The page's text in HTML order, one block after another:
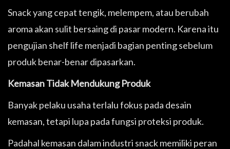
Snack yang cepat tengik, melempem, atau berubah
aroma akan sulit bersaing di pasar modern. Karena itu
pengujian shelf life menjadi bagian penting sebelum
produk benar-benar dipasarkan.
Kemasan Tidak Mendukung Produk
Banyak pelaku usaha terlalu fokus pada desain
kemasan, tetapi lupa pada fungsi proteksi produk.
Padahal kemasan dalam industri snack memiliki peran